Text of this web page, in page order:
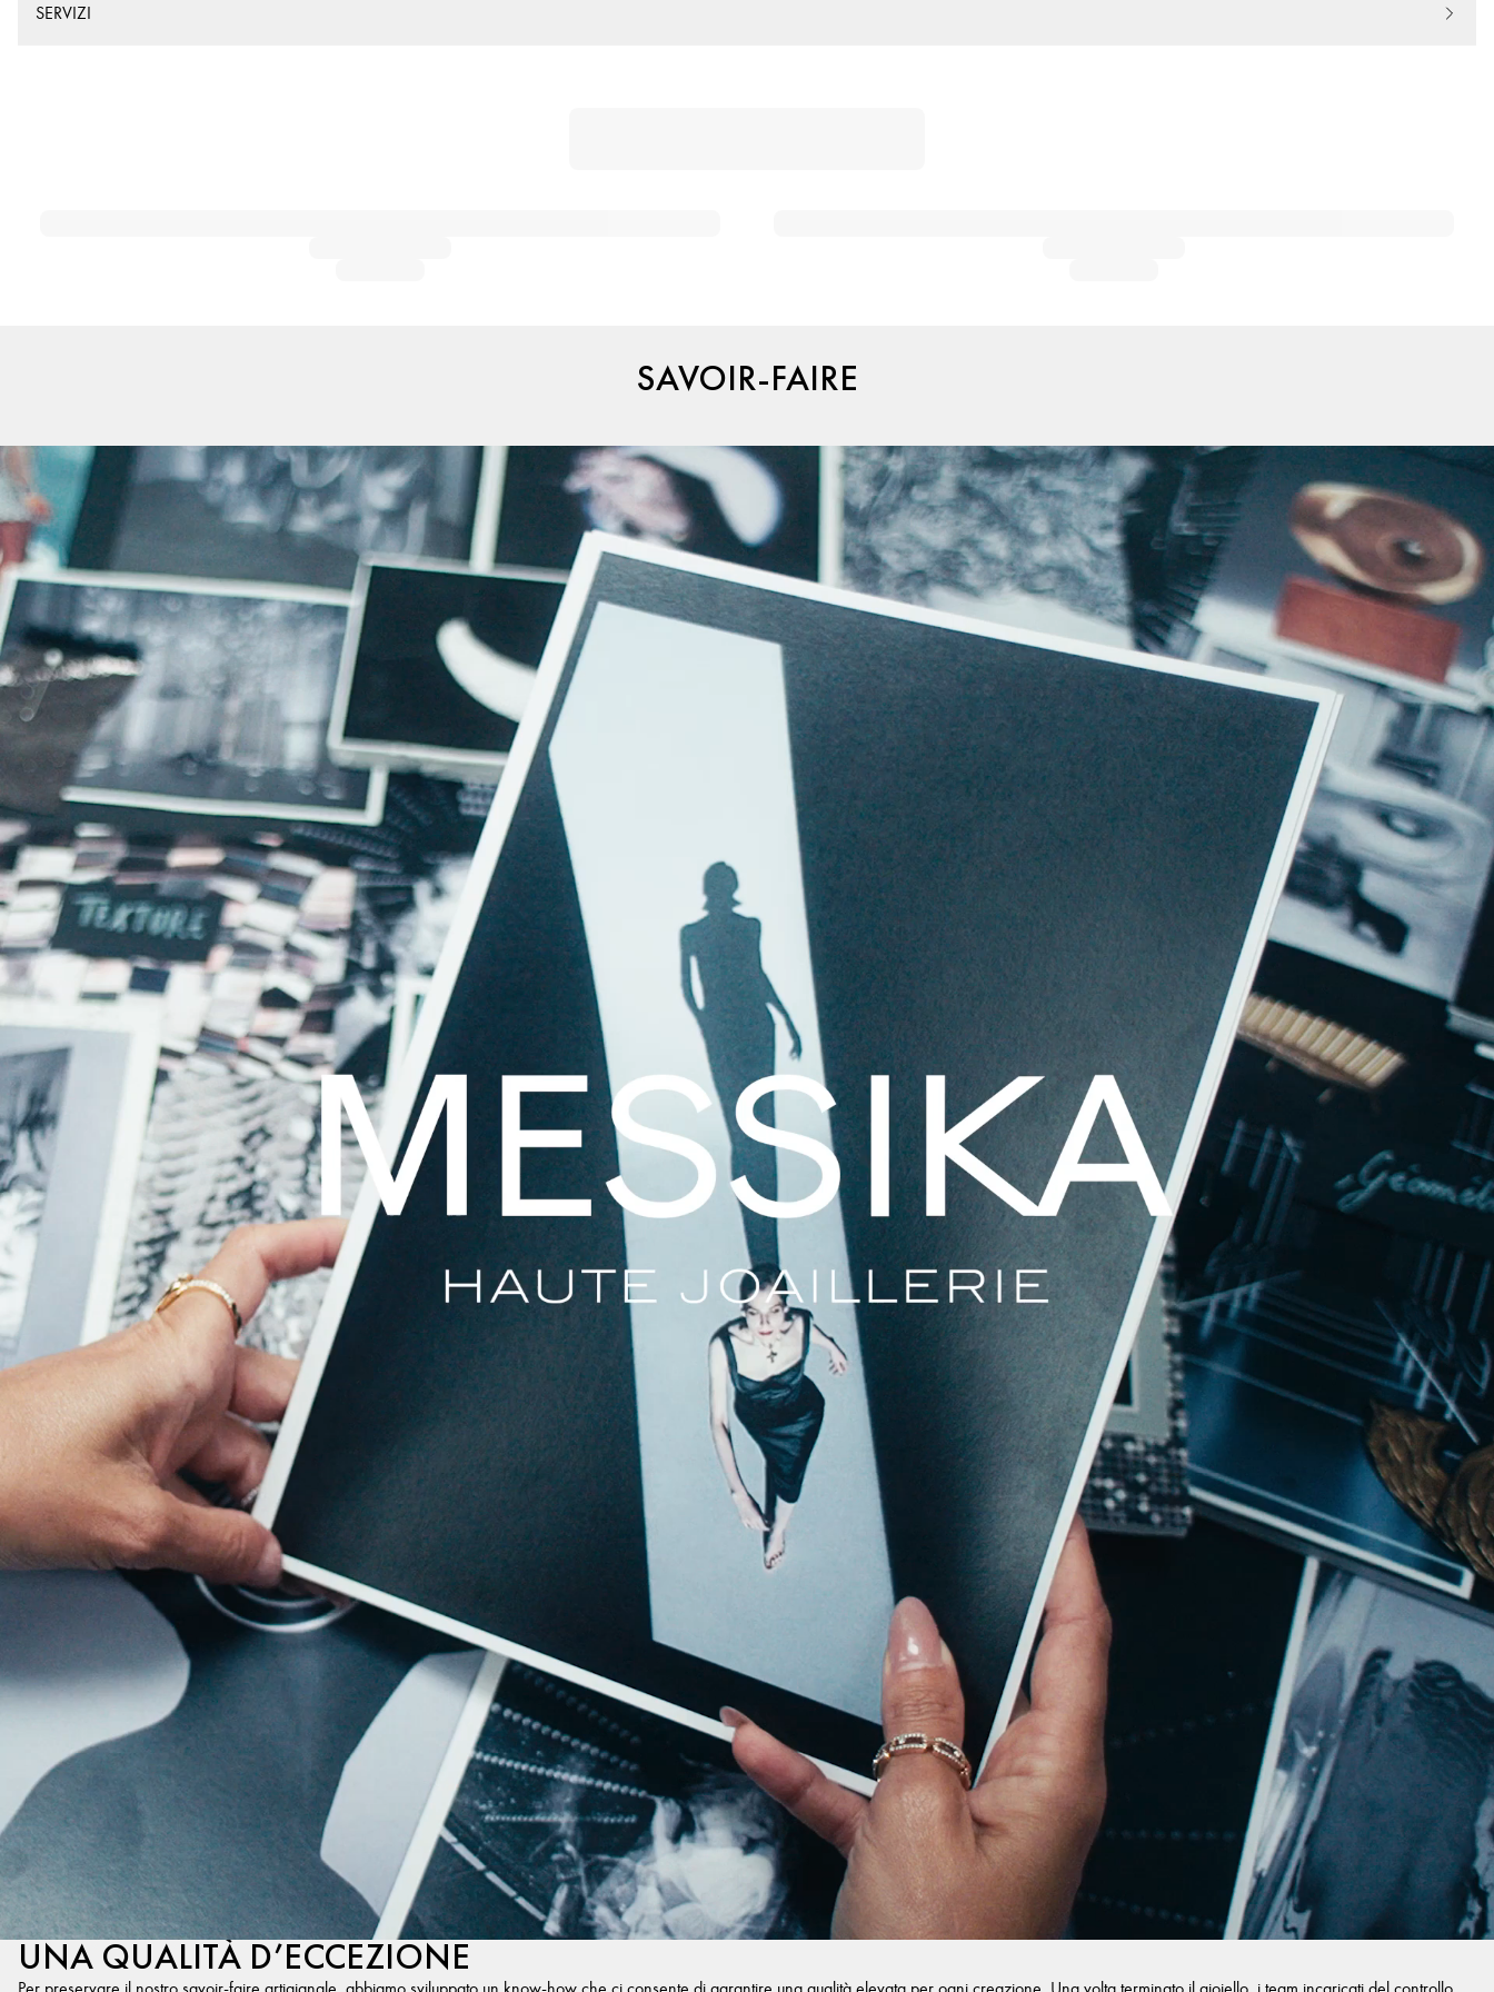
SERVIZI
SAVOIR-FAIRE
UNA QUALITÀ D’ECCEZIONE